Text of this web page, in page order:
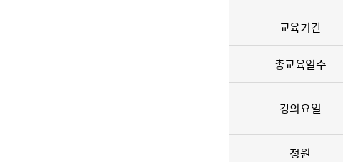
교육기간
총교육일수
강의요일
정원